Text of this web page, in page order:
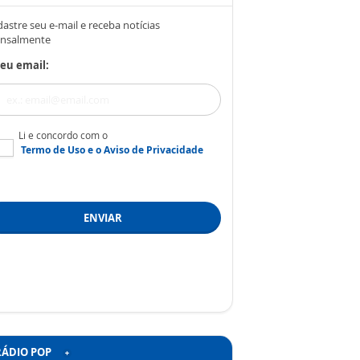
seu e-mail e receba notícias
email:
Li e concordo com o
Termo de Usoe oAviso de Privacidade
ENVIAR
POP